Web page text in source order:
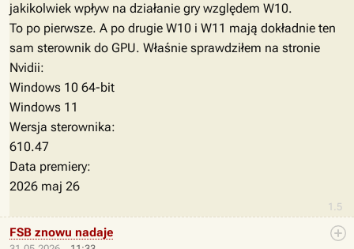
1.5
jakikolwiek wpływ na działanie gry względem W10.
To po pierwsze. A po drugie W10 i W11 mają dokładnie ten
sam sterownik do GPU. Właśnie sprawdziłem na stronie
Nvidii:
Windows 10 64-bit
Windows 11
Wersja sterownika:
610.47
Data premiery:
2026 maj 26
FSB znowu nadaje